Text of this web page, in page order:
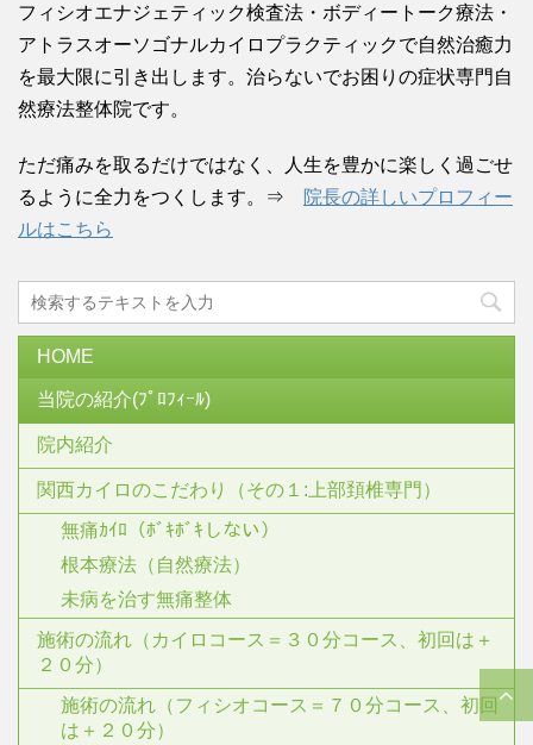
フィシオエナジェティック検査法・ボディートーク療法・
アトラスオーソゴナルカイロプラクティックで自然治癒力
を最大限に引き出します。治らないでお困りの症状専門自
然療法整体院です。
ただ痛みを取るだけではなく、人生を豊かに楽しく過ごせ
るように全力をつくします。⇒
院長の詳しいプロフィー
ルはこちら
HOME
当院の紹介(ﾌﾟﾛﾌｨｰﾙ)
院内紹介
関西カイロのこだわり（その１:上部頚椎専門）
無痛ｶｲﾛ（ﾎﾞｷﾎﾞｷしない）
根本療法（自然療法）
未病を治す無痛整体
施術の流れ（カイロコース＝３０分コース、初回は＋
２０分）
施術の流れ（フィシオコース＝７０分コース、初回
は＋２０分）